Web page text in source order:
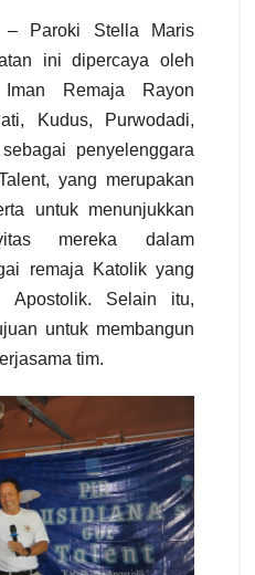
Paroki Stella Maris
ini dipercaya oleh
Remaja Rayon
Kudus, Purwodadi,
penyelenggara
yang merupakan
untuk menunjukkan
mereka dalam
remaja Katolik yang
Apostolik. Selain itu,
untuk membangun
tim.